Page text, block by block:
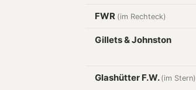
FWR (im Rechteck)
Gillets & Johnston
Glashütter F.W. (im Stern)